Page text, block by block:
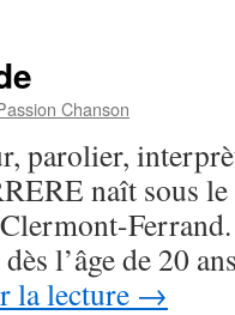
Chanson
parolier,
naît sous
l’âge de 20
la lecture →